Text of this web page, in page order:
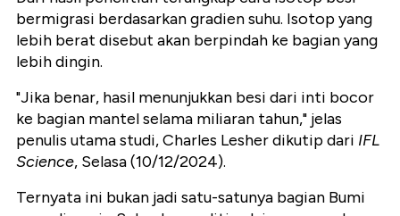
bermigrasi berdasarkan gradien suhu. Isotop yang
lebih berat disebut akan berpindah ke bagian yang
lebih dingin.
"Jika benar, hasil menunjukkan besi dari inti bocor
ke bagian mantel selama miliaran tahun," jelas
penulis utama studi, Charles Lesher dikutip dari IFL
Science, Selasa (10/12/2024).
Ternyata ini bukan jadi satu-satunya bagian Bumi